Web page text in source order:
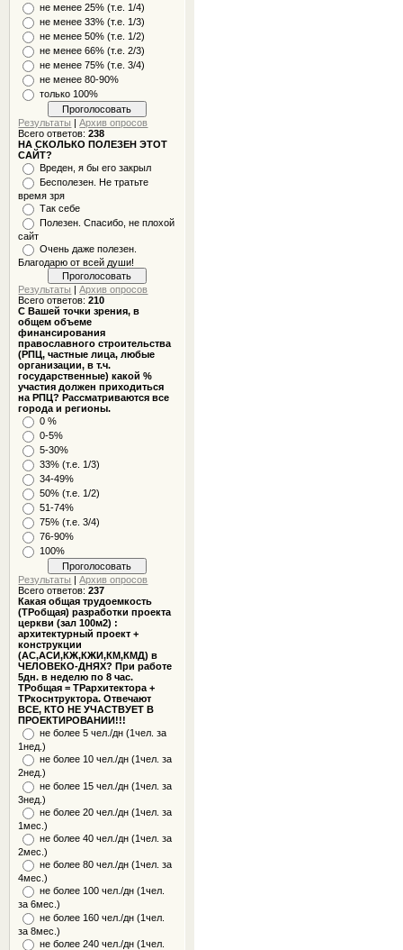
не менее 25% (т.е. 1/4)
не менее 33% (т.е. 1/3)
не менее 50% (т.е. 1/2)
не менее 66% (т.е. 2/3)
не менее 75% (т.е. 3/4)
не менее 80-90%
только 100%
Результаты |Архив опросов
Всего ответов:238
НА СКОЛЬКО ПОЛЕЗЕН ЭТОТ
САЙТ?
Вреден, я бы его закрыл
Бесполезен. Не тратьте
время зря
Так себе
Полезен. Спасибо, не плохой
сайт
Очень даже полезен.
Благодарю от всей души!
Результаты |Архив опросов
Всего ответов:210
С Вашей точки зрения, в
общем объеме
финансирования
православного строительства
(РПЦ, частные лица, любые
организации, в т.ч.
государственные) какой %
участия должен приходиться
на РПЦ? Рассматриваются все
города и регионы.
0 %
0-5%
5-30%
33% (т.е. 1/3)
34-49%
50% (т.е. 1/2)
51-74%
75% (т.е. 3/4)
76-90%
100%
Результаты |Архив опросов
Всего ответов:237
Какая общая трудоемкость
(ТРобщая) разработки проекта
церкви (зал 100м2) :
архитектурный проект +
конструкции
(АС,АСИ,КЖ,КЖИ,КМ,КМД) в
ЧЕЛОВЕКО-ДНЯХ? При работе
5дн. в неделю по 8 час.
ТРобщая = ТРархитектора +
ТРкоснтруктора. Отвечают
ВСЕ, КТО НЕ УЧАСТВУЕТ В
ПРОЕКТИРОВАНИИ!!!
не более 5 чел./дн (1чел. за
1нед.)
не более 10 чел./дн (1чел. за
2нед.)
не более 15 чел./дн (1чел. за
3нед.)
не более 20 чел./дн (1чел. за
1мес.)
не более 40 чел./дн (1чел. за
2мес.)
не более 80 чел./дн (1чел. за
4мес.)
не более 100 чел./дн (1чел.
за 6мес.)
не более 160 чел./дн (1чел.
за 8мес.)
не более 240 чел./дн (1чел.